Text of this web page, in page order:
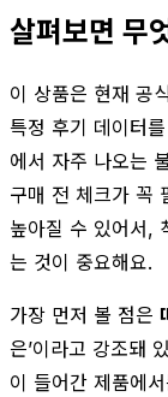
살펴보면 무
이 상품은 현재 공
특정 후기 데이터
에서 자주 나오는
구매 전 체크가 꼭
높아질 수 있어서,
는 것이 중요해요.
가장 먼저 볼 점은
은’이라고 강조돼
이 들어간 제품에